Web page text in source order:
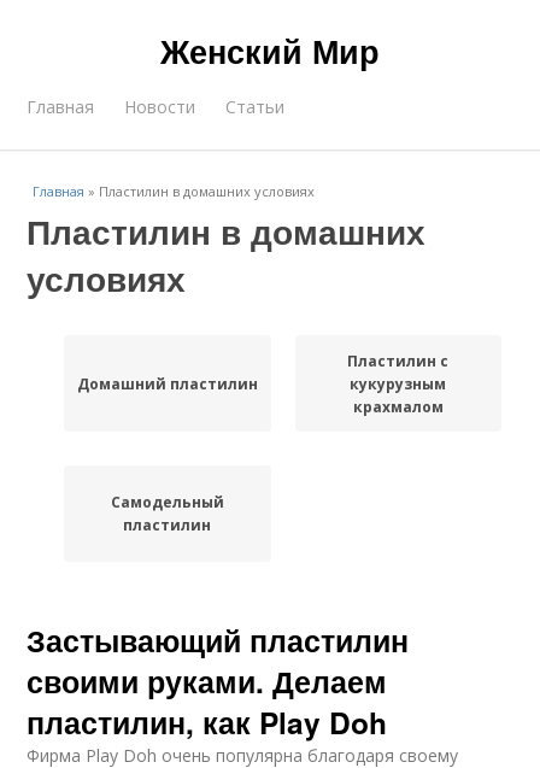
Женский Мир
Главная Новости Статьи
Главная » Пластилин в домашних условиях
Пластилин в домашних
условиях
Домашний пластилин
Пластилин с
кукурузным
крахмалом
Самодельный
пластилин
Застывающий пластилин
своими руками. Делаем
пластилин, как Play Doh
Фирма Play Doh очень популярна благодаря своему